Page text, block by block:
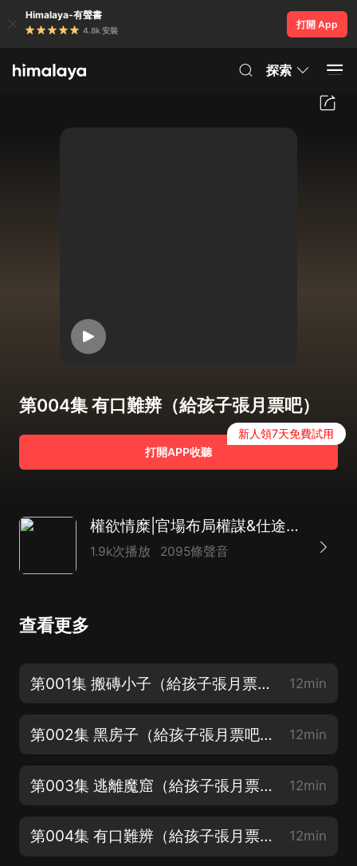
Himalaya-有聲書
4.8k 安裝
打開 App
探索
第004集 有口難辨（給孩子張月票吧）
打開APP收聽
新人領7天免費試用
權欲情糜|官場布局權謀&仕途風流|官場力作
1.9k次播放 2095條聲音
查看更多
第001集 搬磚小子（給孩子張月票吧） 12min
第002集 黑房子（給孩子張月票吧） 12min
第003集 逃離魔窟（給孩子張月票吧） 12min
第004集 有口難辨（給孩子張月票吧） 12min